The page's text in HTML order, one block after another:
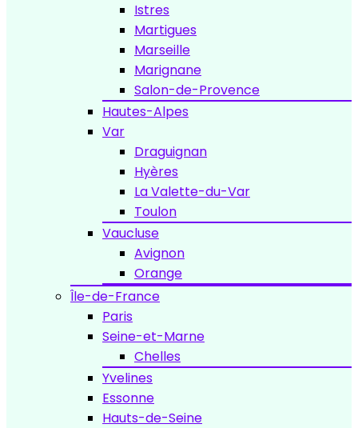
Istres
Martigues
Marseille
Marignane
Salon-de-Provence
Hautes-Alpes
Var
Draguignan
Hyères
La Valette-du-Var
Toulon
Vaucluse
Avignon
Orange
Île-de-France
Paris
Seine-et-Marne
Chelles
Yvelines
Essonne
Hauts-de-Seine